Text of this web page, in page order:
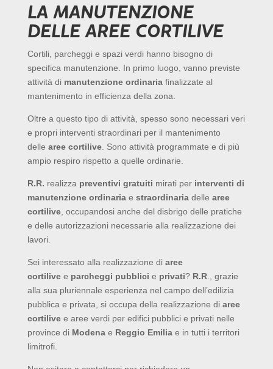
LA MANUTENZIONE
DELLE AREE CORTILIVE
Cortili, parcheggi e spazi verdi hanno bisogno di
specifica manutenzione. In primo luogo, vanno previste
attività di manutenzione ordinaria finalizzate al
mantenimento in efficienza della zona.
Oltre a questo tipo di attività, spesso sono necessari veri
e propri interventi straordinari per il mantenimento
delle aree cortilive. Sono attività programmate e di più
ampio respiro rispetto a quelle ordinarie.
R.R. realizza preventivi gratuiti mirati per interventi di
manutenzione ordinariae straordinariadelle aree
cortilive, occupandosi anche del disbrigo delle pratiche
e delle autorizzazioni necessarie alla realizzazione dei
lavori.
Sei interessato alla realizzazione di aree
cortilivee parcheggi pubblici e privati? R.R., grazie
alla sua pluriennale esperienza nel campo dell’edilizia
pubblica e privata, si occupa della realizzazione di aree
cortilivee aree verdi per edifici pubblici e privati nelle
province di Modenae Reggio Emiliae in tutti i territori
limitrofi.